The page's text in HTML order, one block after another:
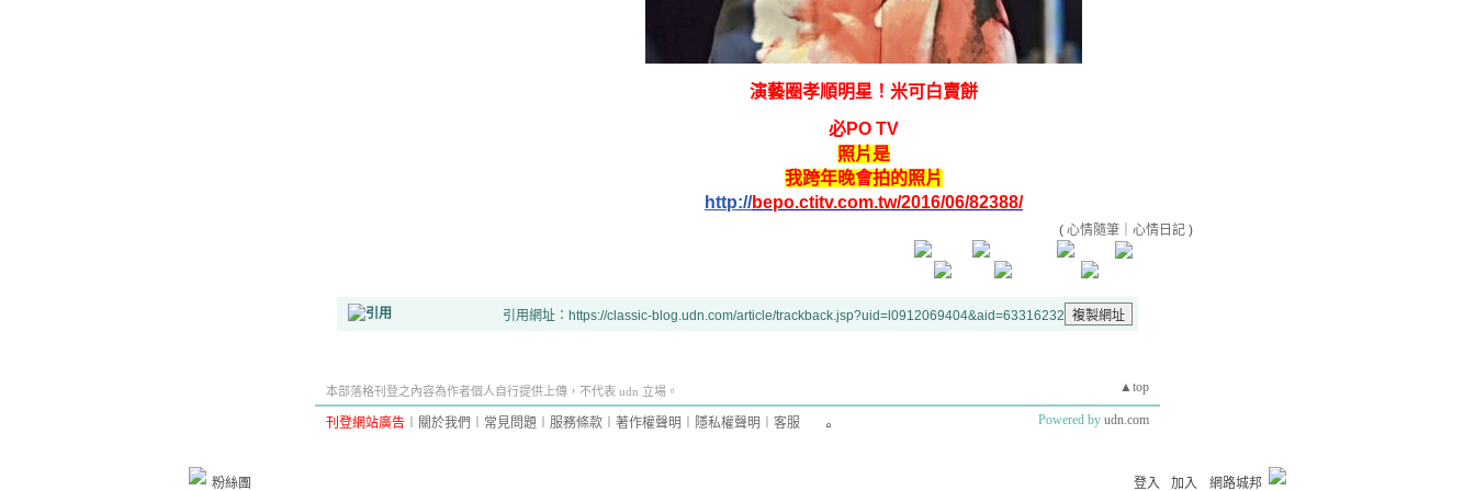
演藝圈孝順明星！米可白賣餅
必PO TV
照片是
我跨年晚會拍的照片
http://bepo.ctitv.com.tw/2016/06/82388/
( 心情隨筆 心情日記 )
引用網址：https://classic-blog.udn.com/article/trackback.jsp?uid=l0912069404&aid=63316232
▲top
本部落格刊登之內容為作者個人自行提供上傳，不代表 udn 立場。
刊登網站廣告 關於我們 常見問題 服務條款 著作權聲明 隱私權聲明 客服 Powered by udn.com
粉絲團 登入 加入 網路城邦